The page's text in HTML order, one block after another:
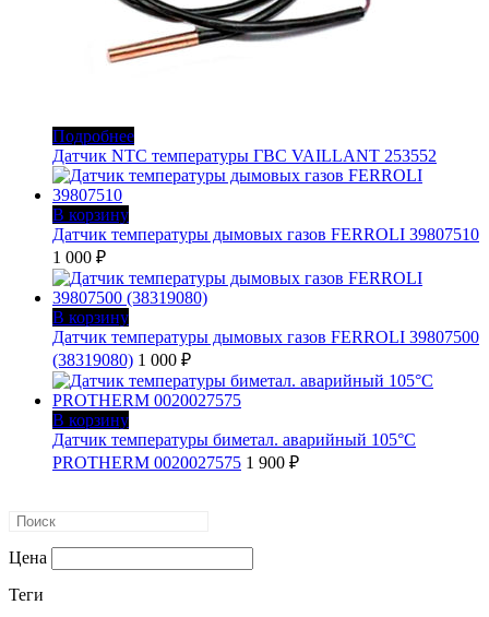
Подробнее
Датчик NTC температуры ГВС VAILLANT 253552
В корзину
Датчик температуры дымовых газов FERROLI 39807510
1 000 ₽
В корзину
Датчик температуры дымовых газов FERROLI 39807500
(38319080) 1 000 ₽
В корзину
Датчик температуры биметал. аварийный 105°С
PROTHERM 0020027575 1 900 ₽
Цена
Теги